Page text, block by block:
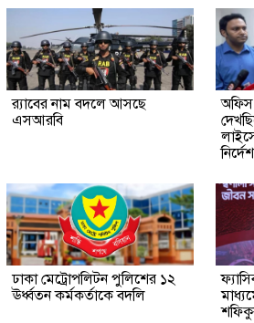
র‍্যাবের নাম বদলে আসছে
এসআরবি
অফিস
নির্দেশ
ঢাকা মেট্রোপলিটন পুলিশের ১২
ঊর্ধ্বতন কর্মকর্তাকে বদলি